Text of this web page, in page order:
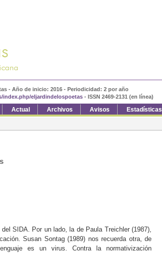
- Año de inicio: 2016 - Periodicidad: 2 por año
index.php/eljardindelospoetas - ISSN 2469-2131 (en línea)
Actual Archivos Avisos Estadísticas
SIDA. Por un lado, la de Paula Treichler (1987),
Susan Sontag (1989) nos recuerda otra, de
es un virus. Contra la normativización